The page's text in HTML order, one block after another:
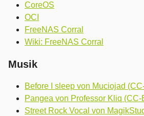
CoreOS
OCI
FreeNAS Corral
Wiki: FreeNAS Corral
Musik
Before I sleep von Muciojad
Pangea von Professor Kliq
Street Rock Vocal von